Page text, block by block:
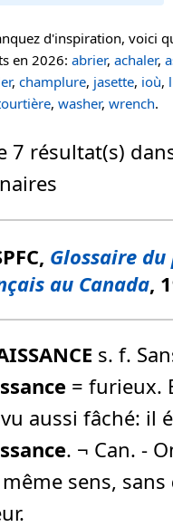
d'inspiration, voici
en 2026: abrier, achaler,
, champlure, jasette, ioù,
, washer, wrench.
7 résultat(s)
Glossaire
au Canada,
s. f.
= furieux.
aussi fâché: il
. ¬ Can. -
sens, sans